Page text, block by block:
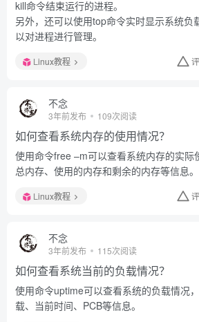
kill命令结束运行的进程。
另外，还可以使用top命令实时显示系统负
以对进程进行管理。
Linux教程
不念
3年前发布 109次阅读
如何查看系统内存的使用情况？
使用命令free –m可以查看系统内存的实际
总内存、使用的内存和剩余的内存等信息。
Linux教程
不念
3年前发布 115次阅读
如何查看系统当前的负载情况？
使用命令uptime可以查看系统的负载情况
载、当前时间、PCB等信息。